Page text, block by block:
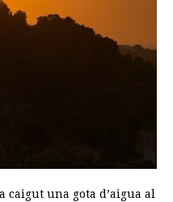
caigut una gota d’aigua al